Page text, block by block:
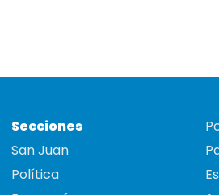
Secciones
San Juan
Política